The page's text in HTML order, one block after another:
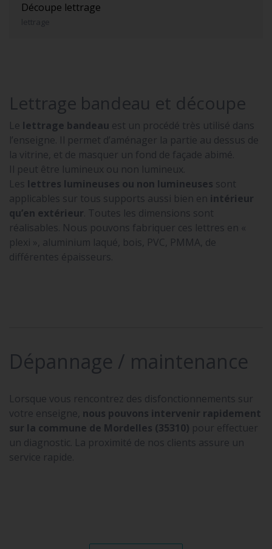
Découpe lettrage
lettrage
Lettrage bandeau et découpe
Le lettrage bandeau est un procédé très utilisé dans
l’enseigne. Il permet d’aménager la partie au dessus de
la vitrine, et de masquer un fond de façade abimé.
Il peut être lumineux ou non lumineux.
Les lettres lumineuses ou non lumineuses sont
applicables sur tous supports aussi bien en intérieur
qu’en extérieur. Toutes les dimensions sont
réalisables. Nous pouvons fabriquer ces lettres en «
plexi », aluminium laqué, bois, PVC, PMMA, de
différentes épaisseurs.
Dépannage / maintenance
Lorsque vous rencontrez des disfonctionnements sur
votre enseigne, nous pouvons intervenir rapidement
sur la commune de Mordelles (35310) pour effectuer
un diagnostic. La proximité de nos clients assure un
service rapide.